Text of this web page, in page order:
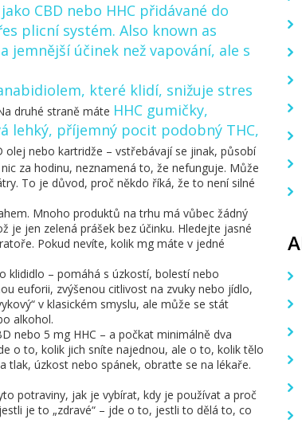
CBD nebo HHC přidávané do
plicní systém. Also known as
jemnější účinek než vapování, ale s
které klidí, snižuje stres
druhé straně máte HHC gumičky,
lehký, příjemný pocit podobný THC,
nebo kartridže – vstřebávají se jinak, působí
za hodinu, neznamená to, že nefunguje. Může
To je důvod, proč někdo říká, že to není silné
Mnoho produktů na trhu má vůbec žádný
je jen zelená prášek bez účinku. Hledejte jasné
Pokud nevíte, kolik mg máte v jedné
klididlo – pomáhá s úzkostí, bolestí nebo
euforii, zvýšenou citlivost na zvuky nebo jídlo,
v klasickém smyslu, ale může se stát
alkohol.
nebo 5 mg HHC – a počkat minimálně dva
o to, kolik jich sníte najednou, ale o to, kolik tělo
tlak, úzkost nebo spánek, obraťte se na lékaře.
potraviny, jak je vybírat, kdy je používat a proč
je to „zdravé“ – jde o to, jestli to dělá to, co